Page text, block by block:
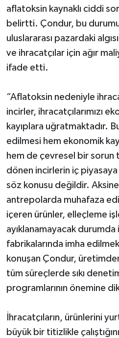
aflatoksin kaynaklı ciddi
belirtti. Çondur, bu
uluslararası pazardaki
ve ihracatçılar için ağır
ifade etti.
“Aflatoksin nedeniyle
incirler, ihracatçılarımızı
kayıplara uğratmaktadır.
edilmesi hem ekonomik
hem de çevresel bir
dönen incirlerin iç
söz konusu değildir.
antrepolarda muhafaza
içeren ürünler, elleçleme
ayıklanamayacak
fabrikalarında imha
konuşan Çondur,
tüm süreçlerde sıkı
programlarının önemine
İhracatçıların, ürünlerini
büyük bir titizlikle
MUĞLA
UŞAK
YURT